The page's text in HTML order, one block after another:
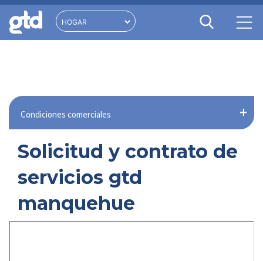
Condiciones comerciales
Solicitud y contrato de
servicios gtd
manquehue